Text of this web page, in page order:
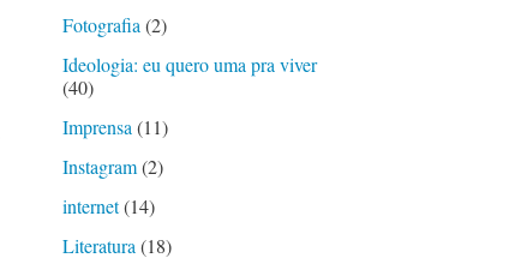
Fotografia(2)
Ideologia: eu quero uma pra viver
(40)
Imprensa(11)
Instagram(2)
internet(14)
Literatura(18)